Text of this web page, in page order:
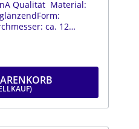
Qualität Material:
ca. 12